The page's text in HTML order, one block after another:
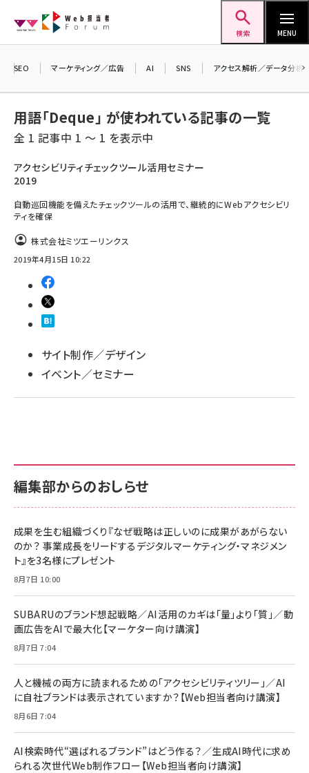
ン
検索 MENU
youtube (2439)
セミナー (2308)
z世代 (1623)
meo (1277)
SEO マーケティング／広告 AI SNS アクセス解析／データ分析
用語「Deque」 が使われている記事の一覧
全 1 記事中 1 ～ 1 を表示中
アクセシビリティチェックツール活用セミナー
2019
自動巡回機能を備えたチェックツールの活用で、継続的にWebアクセシビリ
ティを確保
株式会社ミツエーリンクス
2019年4月15日 10:22
サイト制作／デザイン
イベント／セミナー
編集部からのおしらせ
成果を生む組織づくり『なぜ戦略は正しいのに成果があがらない
のか？ 事業成長をリードするデジタルマーケティング・マネジメン
ト』を3名様にプレゼント
8月7日 10:00
SUBARUのブランド想起戦略／AI活用のカギは「量」より「質」／動
画広告をAIで最大化【マーケター向け講演】
8月7日 7:04
人と機械の両方に読まれるための「アクセシビリティツリー」／AI
に自社ブランドは表示されていますか？【Web担当者向け講演】
8月6日 7:04
AI検索時代“選ばれるブランド”はどう作る？／生成AI時代に求め
られる次世代Web制作フロー【Web担当者向け講演】